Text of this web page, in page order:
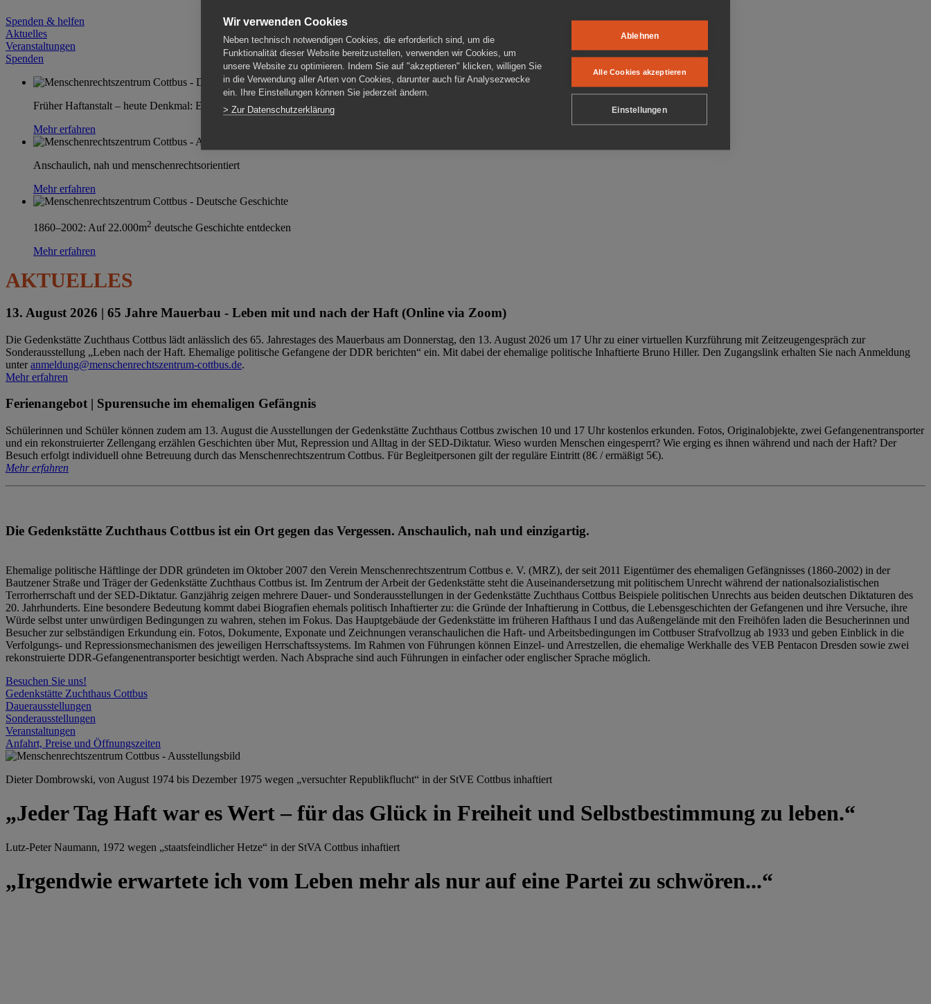
Spenden & helfen
Aktuelles
Veranstaltungen
Spenden
Früher Haftanstalt – heute Denkmal: Einen Ort im Wandel erleben
Mehr erfahren
Anschaulich, nah und menschenrechtsorientiert
Mehr erfahren
1860–2002: Auf 22.000m2 deutsche Geschichte entdecken
Mehr erfahren
AKTUELLES
13. August 2026 | 65 Jahre Mauerbau - Leben mit und nach der Haft (Online via Zoom)
Die Gedenkstätte Zuchthaus Cottbus lädt anlässlich des 65. Jahrestages des Mauerbaus am Donnerstag, den 13. August 2026 um 17 Uhr zu einer virtuellen Kurzführung mit Zeitzeugengespräch zur
Sonderausstellung „Leben nach der Haft. Ehemalige politische Gefangene der DDR berichten“ ein. Mit dabei der ehemalige politische Inhaftierte Bruno Hiller. Den Zugangslink erhalten Sie nach Anmeldung
unteranmeldung@menschenrechtszentrum-cottbus.de.
Mehr erfahren
Ferienangebot | Spurensuche im ehemaligen Gefängnis
Schülerinnen und Schüler können zudem am 13. August die Ausstellungen der Gedenkstätte Zuchthaus Cottbus zwischen 10 und 17 Uhr kostenlos erkunden. Fotos, Originalobjekte, zwei Gefangenentransporter
und ein rekonstruierter Zellengang erzählen Geschichten über Mut, Repression und Alltag in der SED-Diktatur. Wieso wurden Menschen eingesperrt? Wie erging es ihnen während und nach der Haft? Der
Besuch erfolgt individuell ohne Betreuung durch das Menschenrechtszentrum Cottbus. Für Begleitpersonen gilt der reguläre Eintritt (8€ / ermäßigt 5€).
Mehr erfahren
Die Gedenkstätte Zuchthaus Cottbus ist ein Ort gegen das Vergessen. Anschaulich, nah und einzigartig.
Ehemalige politische Häftlinge der DDR gründeten im Oktober 2007 den Verein Menschenrechtszentrum Cottbus e. V. (MRZ), der seit 2011 Eigentümer des ehemaligen Gefängnisses (1860-2002) in der
Bautzener Straße und Träger der Gedenkstätte Zuchthaus Cottbus ist. Im Zentrum der Arbeit der Gedenkstätte steht die Auseinandersetzung mit politischem Unrecht während der nationalsozialistischen
Terrorherrschaft und der SED-Diktatur. Ganzjährig zeigen mehrere Dauer- und Sonderausstellungen in der Gedenkstätte Zuchthaus Cottbus Beispiele politischen Unrechts aus beiden deutschen Diktaturen des
20. Jahrhunderts. Eine besondere Bedeutung kommt dabei Biografien ehemals politisch Inhaftierter zu: die Gründe der Inhaftierung in Cottbus, die Lebensgeschichten der Gefangenen und ihre Versuche, ihre
Würde selbst unter unwürdigen Bedingungen zu wahren, stehen im Fokus. Das Hauptgebäude der Gedenkstätte im früheren Hafthaus I und das Außengelände mit den Freihöfen laden die Besucherinnen und
Besucher zur selbständigen Erkundung ein. Fotos, Dokumente, Exponate und Zeichnungen veranschaulichen die Haft- und Arbeitsbedingungen im Cottbuser Strafvollzug ab 1933 und geben Einblick in die
Verfolgungs- und Repressionsmechanismen des jeweiligen Herrschaftssystems. Im Rahmen von Führungen können Einzel- und Arrestzellen, die ehemalige Werkhalle des VEB Pentacon Dresden sowie zwei
rekonstruierte DDR-Gefangenentransporter besichtigt werden. Nach Absprache sind auch Führungen in einfacher oder englischer Sprache möglich.
Besuchen Sie uns!
Gedenkstätte Zuchthaus Cottbus
Dauerausstellungen
Sonderausstellungen
Veranstaltungen
Anfahrt, Preise und Öffnungszeiten
Dieter Dombrowski, von August 1974 bis Dezember 1975 wegen „versuchter Republikflucht“ in der StVE Cottbus inhaftiert
„Jeder Tag Haft war es Wert – für das Glück in Freiheit und Selbstbestimmung zu leben.“
Lutz-Peter Naumann, 1972 wegen „staatsfeindlicher Hetze“ in der StVA Cottbus inhaftiert
„Irgendwie erwartete ich vom Leben mehr als nur auf eine Partei zu schwören...“
Wir verwenden Cookies
Neben technisch notwendigen Cookies, die erforderlich sind, um die
Funktionalität dieser Website bereitzustellen, verwenden wir Cookies, um
unsere Website zu optimieren. Indem Sie auf "akzeptieren" klicken, willigen Sie
in die Verwendung aller Arten von Cookies, darunter auch für Analysezwecke
ein. Ihre Einstellungen können Sie jederzeit ändern.
> Zur Datenschutzerklärung
Ablehnen
Alle Cookies akzeptieren
Einstellungen